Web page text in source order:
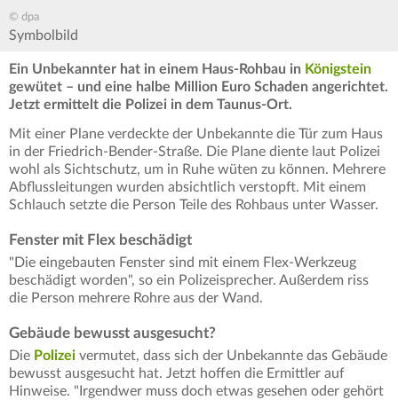
© dpa
Symbolbild
Ein Unbekannter hat in einem Haus-Rohbau in Königstein
gewütet – und eine halbe Million Euro Schaden angerichtet.
Jetzt ermittelt die Polizei in dem Taunus-Ort.
Mit einer Plane verdeckte der Unbekannte die Tür zum Haus
in der Friedrich-Bender-Straße. Die Plane diente laut Polizei
wohl als Sichtschutz, um in Ruhe wüten zu können. Mehrere
Abflussleitungen wurden absichtlich verstopft. Mit einem
Schlauch setzte die Person Teile des Rohbaus unter Wasser.
Fenster mit Flex beschädigt
"Die eingebauten Fenster sind mit einem Flex-Werkzeug
beschädigt worden", so ein Polizeisprecher. Außerdem riss
die Person mehrere Rohre aus der Wand.
Gebäude bewusst ausgesucht?
Die Polizei vermutet, dass sich der Unbekannte das Gebäude
bewusst ausgesucht hat. Jetzt hoffen die Ermittler auf
Hinweise. "Irgendwer muss doch etwas gesehen oder gehört